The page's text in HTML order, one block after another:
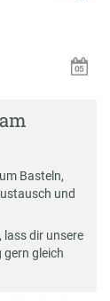
Basteln,
und
lass dir unsere
gern gleich